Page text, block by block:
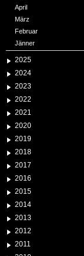
April
März
Februar
Jänner
2025
2024
2023
2022
2021
2020
2019
2018
2017
2016
2015
2014
2013
2012
2011